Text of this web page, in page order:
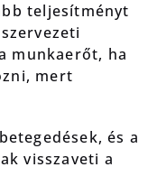
teljesítményt
munkaerőt, ha
mert
és a
visszaveti a